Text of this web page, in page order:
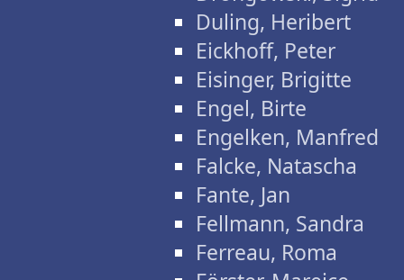
Duling, Heribert
Eickhoff, Peter
Eisinger, Brigitte
Engel, Birte
Engelken, Manfred
Falcke, Natascha
Fante, Jan
Fellmann, Sandra
Ferreau, Roma